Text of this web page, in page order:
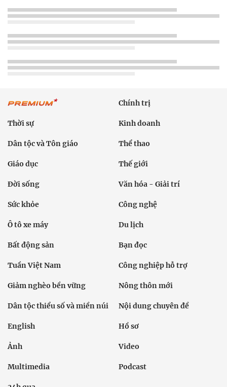
Chính trị
Thời sự Kinh doanh
Dân tộc và Tôn giáo Thể thao
Giáo dục Thế giới
Đời sống Văn hóa - Giải trí
Sức khỏe Công nghệ
Ô tô xe máy Du lịch
Bất động sản Bạn đọc
Tuần Việt Nam Công nghiệp hỗ trợ
Giảm nghèo bền vững Nông thôn mới
Dân tộc thiểu số và miền núi Nội dung chuyên đề
English Hồ sơ
Ảnh Video
Multimedia Podcast